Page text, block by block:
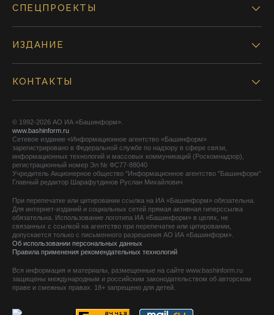
СПЕЦПРОЕКТЫ
ИЗДАНИЕ
КОНТАКТЫ
© 1992-2026 АО ИА «Башинформ».
www.bashinform.ru
Сетевое издание «Информационное агентство «Башинформ»
зарегистрировано в Федеральной службе по надзору в сфере связи,
информационных технологий и массовых коммуникаций (Роскомнадзор),
регистрационный номер Эл № ФС77-88040
Учредитель Акционерное общество "Информационное агентство "Башинформ"
Главный редактор Шарафутдинов Руслан Михайлович
При перепечатке или цитировании ссылка на ИА «Башинформ» обязательна.
Для интернет-изданий и социальных сетей прямая активная гиперссылка
обязательна. Использование логотипа ИА «Башинформ» в целях, не
связанных с ссылкой на агентство при перепечатке или цитировании,
допускается только с письменного разрешения АО ИА «Башинформ».
Об использовании персональных данных
Правила применения рекомендательных технологий
Вся информация и материалы, размещенные на сайте www.bashinform.ru
защищены международным и российским законодательством об авторском
праве и смежных правах. 18+ запрещено для детей.